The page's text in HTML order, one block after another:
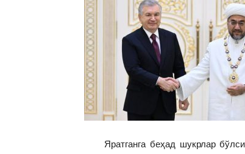
Яратганга беҳад шукрлар